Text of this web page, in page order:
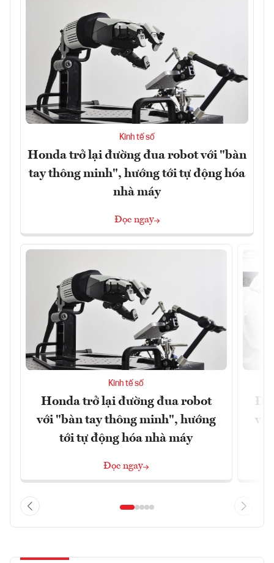
Kinh tế số
Honda trở lại đường đua robot với "bàn
tay thông minh", hướng tới tự động hóa
nhà máy
Đọc ngay
Kinh tế số
Honda trở lại đường đua robot
với "bàn tay thông minh", hướng
tới tự động hóa nhà máy
Đọc ngay